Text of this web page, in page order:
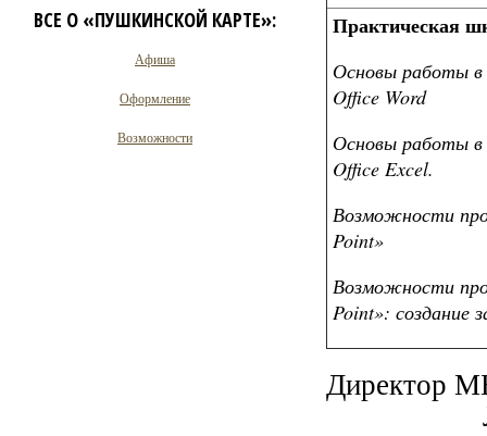
Практическая
Основы работы в
Office Word
Основы работы в
Office Excel.
Возможности
Point»
Возможности
Point»: создание
Директор
ВСЕ О «ПУШКИНСКОЙ КАРТЕ»:
Афиша
Оформление
Возможности